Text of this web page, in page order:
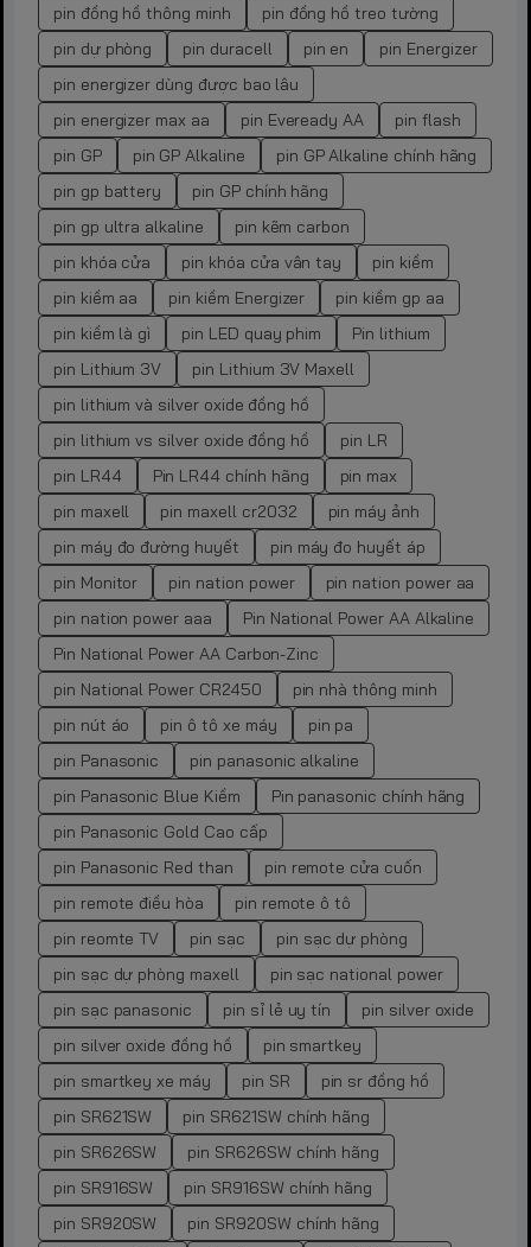
pin đồng hồ thông minh
pin đồng hồ treo tường
pin dự phòng
pin duracell pin en
pin Energizer
pin energizer dùng được bao lâu
pin energizer max aa
pin Eveready AA
pin flash
pin GP
pin GP Alkaline
pin GP Alkaline chính hãng
pin gp battery
pin GP chính hãng
pin gp ultra alkaline
pin kẽm carbon
pin khóa cửa
pin khóa cửa vân tay
pin kiềm
pin kiềm aa
pin kiềm Energizer
pin kiềm gp aa
pin kiềm là gì
pin LED quay phim
Pin lithium
pin Lithium 3V
pin Lithium 3V Maxell
pin lithium và silver oxide đồng hồ
pin lithium vs silver oxide đồng hồ
pin LR
pin LR44
Pin LR44 chính hãng
pin max
pin maxell
pin maxell cr2032
pin máy ảnh
pin máy đo đường huyết
pin máy đo huyết áp
pin Monitor
pin nation power
pin nation power aa
pin nation power aaa
Pin National Power AA Alkaline
Pin National Power AA Carbon-Zinc
pin National Power CR2450
pin nhà thông minh
pin nút áo
pin ô tô xe máy
pin pa
pin Panasonic
pin panasonic alkaline
pin Panasonic Blue Kiềm
Pin panasonic chính hãng
pin Panasonic Gold Cao cấp
pin Panasonic Red than
pin remote cửa cuốn
pin remote điều hòa
pin remote ô tô
pin reomte TV
pin sạc
pin sạc dự phòng
pin sạc dự phòng maxell
pin sạc national power
pin sạc panasonic
pin sỉ lẻ uy tín
pin silver oxide
pin silver oxide đồng hồ
pin smartkey
pin smartkey xe máy
pin SR
pin sr đồng hồ
pin SR621SW
pin SR621SW chính hãng
pin SR626SW
pin SR626SW chính hãng
pin SR916SW
pin SR916SW chính hãng
pin SR920SW
pin SR920SW chính hãng